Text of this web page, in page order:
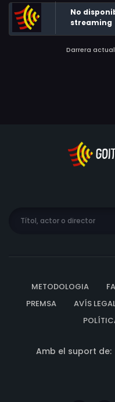
després de veure les
anat Ichiko? Hasegawa
policia i el detectiu
una història inesperada.
No
streaming
Darrera
METODOLOGIA
PREMSA
AVÍS
Amb el suport